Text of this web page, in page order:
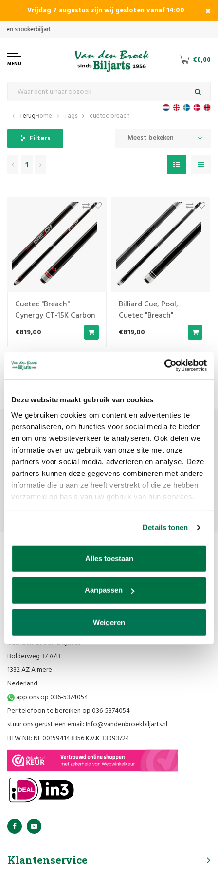
Deze website maakt gebruik van cookies
We gebruiken cookies om content en advertenties te
personaliseren, om functies voor social media te bieden
en om ons websiteverkeer te analyseren. Ook delen we
informatie over uw gebruik van onze site met onze
partners voor social media, adverteren en analyse. Deze
partners kunnen deze gegevens combineren met andere
informatie die u aan ze heeft verstrekt of die ze hebben
verzameld op basis van uw gebruik van hun services.
Details tonen
Alles toestaan
Aanpassen
Weigeren
Vrijdag 7 augustus zijn wij gesloten vanaf 14:00
MENU €0,00
TerugHome Tags cuetec breach
Filters Meest bekeken
1
Cuetec "Breach"
Cynergy CT-15K Carbon
Break, Metallic-Black
€819,00
Billiard Cue, Pool,
Cuetec "Breach"
Cynergy CT-15K Carbon
Break, Ghost Edition,
€819,00
Meest bekeken 1
Meld je aan voor onze nieuwsbrief
Ontvang de laatste updates, nieuws en aanbiedingen via email
Abonneer
Van den Broek Biljarts staat voor kwaliteit, vakmanschap en service.
Van den Broek Biljarts
Bolderweg 37 A/B
1332 AZ Almere
Nederland
app ons op 036-5374054
Per telefoon te bereiken op 036-5374054
stuur ons gerust een email:Info@vandenbroekbiljarts.nl
BTW NR: NL 001594143B56 K.V.K 33093724
Klantenservice